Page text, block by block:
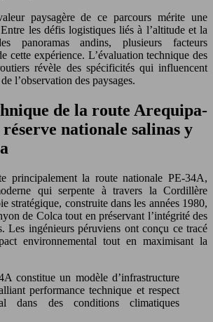
paysagère de ce parcours mérite une
les défis logistiques liés à l’altitude et la
panoramas andins, plusieurs facteurs
cette expérience. L’évaluation technique des
révèle des spécificités qui influencent
l’observation des paysages.
de la route Arequipa-
nationale salinas y
principalement la route nationale PE-34A,
qui serpente à travers la Cordillère
stratégique, construite dans les années 1980,
de Colca tout en préservant l’intégrité des
Les ingénieurs péruviens ont conçu ce tracé
environnemental tout en maximisant la
constitue un modèle d’infrastructure
performance technique et respect
dans des conditions climatiques